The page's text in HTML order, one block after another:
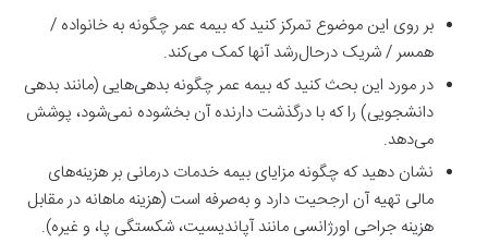
بر روی این موضوع تمرکز کنید که بیمه عمر چگونه به خانواده /
همسر / شریک درحال‌رشد آنها کمک می‌کند.
در مورد این بحث کنید که بیمه عمر چگونه بدهی‌هایی (مانند بدهی
دانشجویی) را که با درگذشت دارنده آن بخشوده نمی‌شود، پوشش
می‌دهد.
نشان دهید که چگونه مزایای بیمه خدمات درمانی بر هزینه‌های
مالی تهیه آن ارجحیت دارد و به‌صرفه است (هزینه ماهانه در مقابل
هزینه جراحی اورژانسی مانند آپاندیسیت، شکستگی پا، و غیره).